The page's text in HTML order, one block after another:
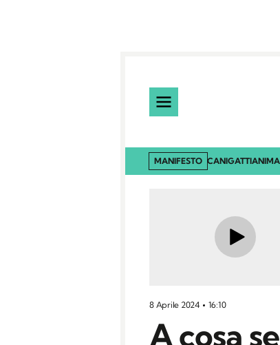
MANIFESTO CANIGATTI
8 Aprile 2024 16:10
A cosa